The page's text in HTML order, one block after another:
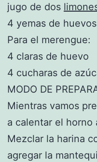
jugo de dos
4 yemas de huevos
Para el merengue:
4 claras de huevo
4 cucharas de
MODO DE
Mientras vamos
a calentar el horno
Mezclar la harina
agregar la